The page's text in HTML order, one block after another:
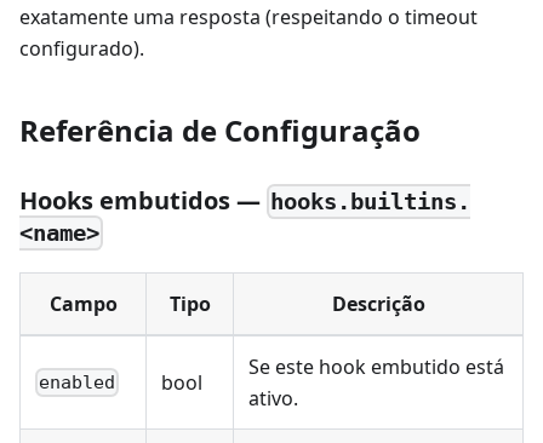
exatamente uma resposta (respeitando o timeout
configurado).
Referência de Configuração
Hooks embutidos — hooks.builtins.
<name>
Campo Tipo Descrição
enabled bool
Se este hook embutido está
ativo.